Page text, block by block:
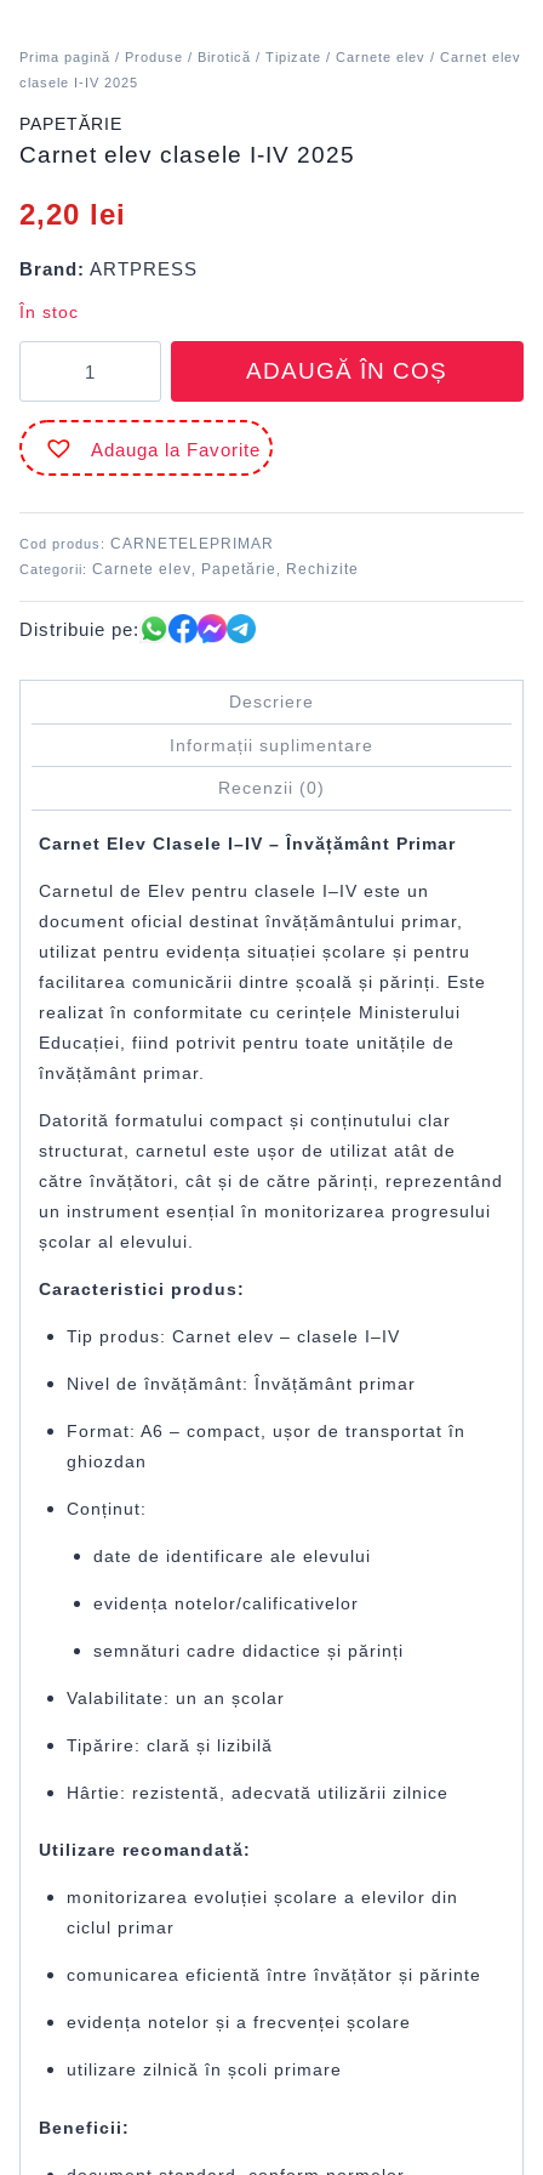
Prima pagină / Produse / Birotică / Tipizate / Carnete elev / Carnet elev
clasele I-IV 2025
PAPETĂRIE
Carnet elev clasele I-IV 2025
2,20 lei
Brand: ARTPRESS
În stoc
elev
clasele
I-
IV
ADAUGĂ ÎN COȘ
Adauga la Favorite
Cod produs: CARNETELEPRIMAR
Categorii: Carnete elev, Papetărie , Rechizite
Distribuie pe:
Descriere
Informații suplimentare
Recenzii (0)
Carnet Elev Clasele I–IV – Învățământ Primar
Carnetul de Elev pentru clasele I–IV este un
document oficial destinat învățământului primar,
utilizat pentru evidența situației școlare și pentru
facilitarea comunicării dintre școală și părinți. Este
realizat în conformitate cu cerințele Ministerului
Educației, fiind potrivit pentru toate unitățile de
învățământ primar.
Datorită formatului compact și conținutului clar
structurat, carnetul este ușor de utilizat atât de
către învățători, cât și de către părinți, reprezentând
un instrument esențial în monitorizarea progresului
școlar al elevului.
Caracteristici produs:
Tip produs: Carnet elev – clasele I–IV
Nivel de învățământ: Învățământ primar
Format: A6 – compact, ușor de transportat în
ghiozdan
Conținut:
date de identificare ale elevului
evidența notelor/calificativelor
semnături cadre didactice și părinți
Valabilitate: un an școlar
Tipărire: clară și lizibilă
Hârtie: rezistentă, adecvată utilizării zilnice
Utilizare recomandată:
monitorizarea evoluției școlare a elevilor din
ciclul primar
comunicarea eficientă între învățător și părinte
evidența notelor și a frecvenței școlare
utilizare zilnică în școli primare
Beneficii: